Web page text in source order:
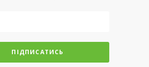
ПІДПИСАТИСЬ